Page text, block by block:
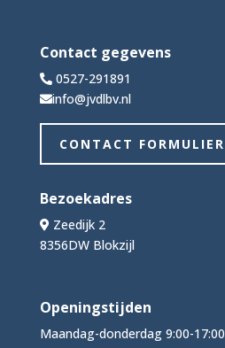
Contact gegevens
0527-291891
info@jvdlbv.nl
CONTACT FORMULIER
Bezoekadres
Zeedijk 2
8356DW Blokzijl
Openingstijden
Maandag-donderdag 9:00-17:00